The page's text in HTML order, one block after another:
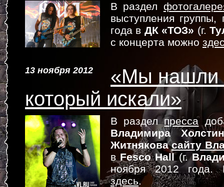
В раздел
выступления
года в ДК «ТОЗ» (г.
с концерта можно
13 ноября 2012
«Мы нашли
который искали»
В разделпресса
Владимира
Житнякова сайту
в Fesco Hall(г.
ноября 2012 года.
здесь.